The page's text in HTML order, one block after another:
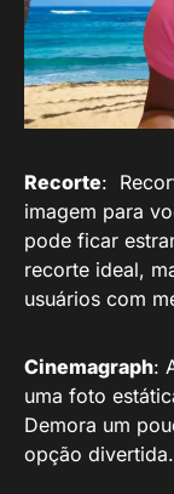
Recorte:
imagem para
pode ficar
recorte ideal,
usuários com
Cinemagraph:
uma foto
Demora um
opção divertida.